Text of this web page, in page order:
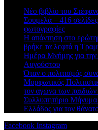
Νέο βιβλίο του
Σουμελά – 416 σελίδες
φωτογραφίες
Η απάντηση στο
βρήκε τα λεφτά η
Ημέρα Μνήμης για
Αυγούστου
Όταν ο πολιτισμός
Μορφωτικός
τον αγώνα των
Συλλυπητήριο
Ελλάδος για τον
Facebook Instagram